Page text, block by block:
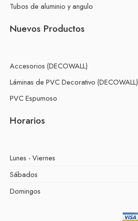
Tubos de aluminio y angulo
Nuevos Productos
Accesorios (DECOWALL)
Láminas de PVC Decorativo (DECOWALL)
PVC Espumoso
Horarios
Lunes - Viernes
Sábados
Domingos